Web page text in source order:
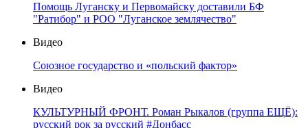
Помощь Луганску и Первомайску доставили БФ
"Ратибор" и РОО "Луганское землячество"
Видео
Союзное государство и «польский фактор»
Видео
КУЛЬТУРНЫЙ ФРОНТ. Роман Рыкалов (группа ЕЩЁ):
русский рок за русский #Донбасс